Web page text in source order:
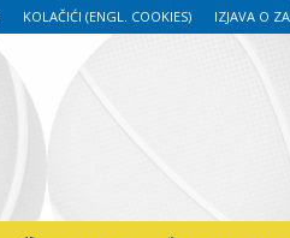
KOLAČIĆI (ENGL. COOKIES) IZJAVA O